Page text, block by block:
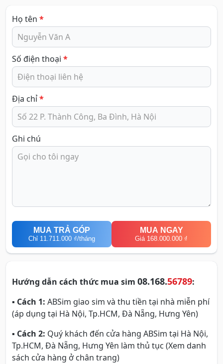
Họ tên *
Số điện thoại *
Địa chỉ*
Ghi chú
MUA TRẢ GÓP
Chỉ 11.711.000 ₫/tháng
MUA NGAY
Giá 168.000.000 ₫
Hướng dẫn cách thức mua sim 08.168.56789:
▪ Cách 1: ABSim giao sim và thu tiền tại nhà miễn phí
(áp dụng tại Hà Nội, Tp.HCM, Đà Nẵng, Hưng Yên)
▪ Cách 2: Quý khách đến cửa hàng ABSim tại Hà Nội,
Tp.HCM, Đà Nẵng, Hưng Yên làm thủ tục (Xem danh
sách cửa hàng ở chân trang)